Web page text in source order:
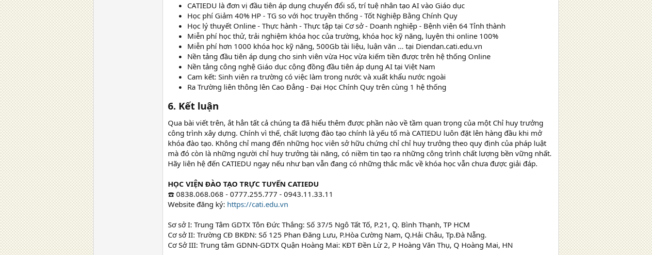
CATIEDU là đơn vị đầu tiên áp dụng chuyển đổi số, trí tuệ nhân tạo AI vào Giáo dục
Học phí Giảm 40% HP - TG so với học truyền thống - Tốt Nghiệp Bằng Chính Quy
Học lý thuyết Online - Thực hành - Thực tập tại Cơ sở - Doanh nghiệp - Bệnh viện 64 Tỉnh thành
Miễn phí học thử, trải nghiệm khóa học của trường, khóa học kỹ năng, luyện thi online 100%
Miễn phí hơn 1000 khóa học kỹ năng, 500Gb tài liệu, luận văn ... tại Diendan.cati.edu.vn
Nền tảng đầu tiên áp dụng cho sinh viên vừa Học vừa kiếm tiền được trên hệ thống Online
Nền tảng công nghệ Giáo dục cộng đồng đầu tiên áp dụng AI tại Việt Nam
Cam kết: Sinh viên ra trường có việc làm trong nước và xuất khẩu nước ngoài
Ra Trường liên thông lên Cao Đẳng - Đại Học Chính Quy trên cùng 1 hệ thống
6. Kết luận
Qua bài viết trên, ắt hẳn tất cả chúng ta đã hiểu thêm được phần nào về tầm quan trọng của một Chỉ huy trưởng
công trình xây dựng. Chính vì thế, chất lượng đào tạo chính là yếu tố mà CATIEDU luôn đặt lên hàng đầu khi mở
khóa đào tạo. Không chỉ mang đến những học viên sở hữu chứng chỉ chỉ huy trưởng theo quy định của pháp luật
mà đó còn là những người chỉ huy trưởng tài năng, có niềm tin tạo ra những công trình chất lượng bền vững nhất.
Hãy liên hệ đến CATIEDU ngay nếu như bạn vẫn đang có những thắc mắc về khóa học vẫn chưa được giải đáp.
HỌC VIỆN ĐÀO TẠO TRỰC TUYẾN CATIEDU
☎️ 0838.068.068 - 0777.255.777 - 0943.11.33.11
Website đăng ký: https://cati.edu.vn
Sơ sở I: Trung Tâm GDTX Tôn Đức Thắng: Số 37/5 Ngô Tất Tố, P.21, Q. Bình Thạnh, TP HCM
Cơ sở II: Trường CĐ BKĐN: Số 125 Phan Đăng Lưu, P.Hòa Cường Nam, Q.Hải Châu, Tp.Đà Nẵng.
Cơ Sở III: Trung tâm GDNN-GDTX Quận Hoàng Mai: KĐT Đền Lừ 2, P Hoàng Văn Thụ, Q Hoàng Mai, HN